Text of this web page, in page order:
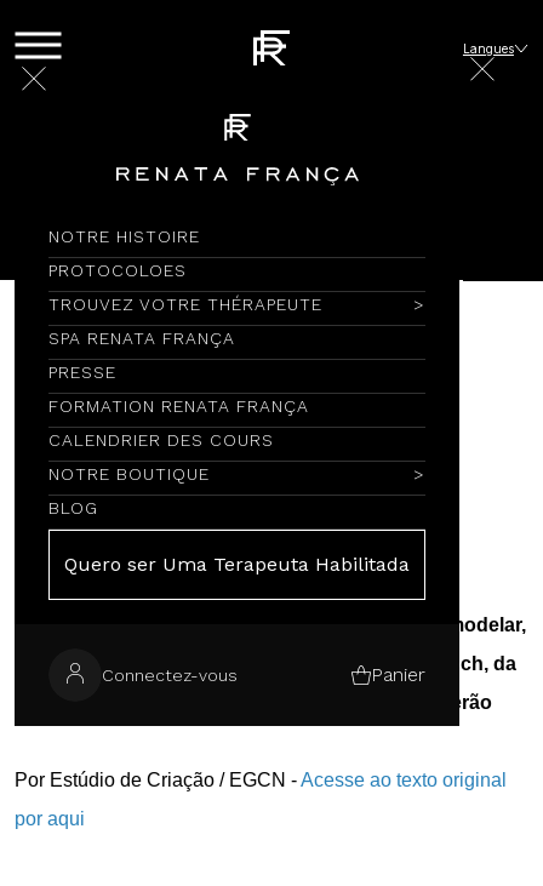
NOTRE HISTOIRE
PROTOCOLOES
TROUVEZ VOTRE THÉRAPEUTE
SPA RENATA FRANÇA
PRESSE
FORMATION RENATA FRANÇA
CALENDRIER DES COURS
NOTRE BOUTIQUE
BLOG
Quero ser Uma Terapeuta Habilitada
Connectez-vous Panier
Langues
VOGUE | 2024
10/01/2024 | 2 minuto(s) de leitura
Toque que
transforma
Com 60 manobras que são capazes de drenar, modelar,
definir e desinchar, o procedimento Miracle Touch, da
esteticista Renata França, é aposta para o verão
Por Estúdio de Criação / EGCN -Acesse ao texto original
por aqui